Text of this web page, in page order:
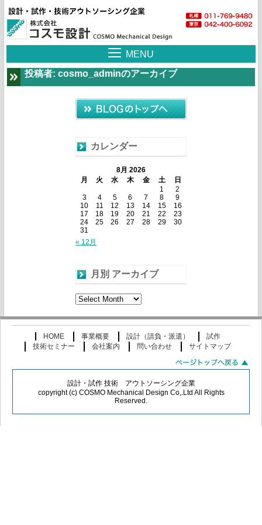
MENU
投稿者:cosmo_adminのアーカイブ
カレンダー
8月 2026
月
火 水 木 金 土
日
1
2
3
4 5 6 7 8
9
10
11 12 13 14 15
16
17
18 19 20 21 22
23
24
25 26 27 28 29
30
31
« 12月
月別 アーカイブ
月
別
ア
ー
カ
HOME 事業概要 設計（請負・派遣）
試作
技術セミナー
会社案内 問い合わせ サイトマップ
設計・試作 技術 アウトソーシング企業
copyright (c) COSMO Mechanical Design Co,.Ltd All Rights
Reserved.